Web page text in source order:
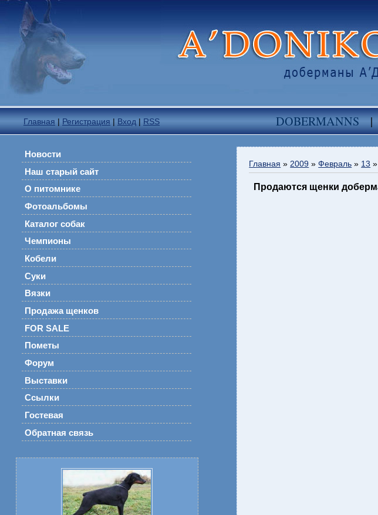
Главная | Регистрация | Вход | RSS DOBERMANNS
Новости
Наш старый сайт
О питомнике
Фотоальбомы
Каталог собак
Чемпионы
Кобели
Суки
Вязки
Продажа щенков
FOR SALE
Пометы
Форум
Выставки
Ссылки
Гостевая
Обратная связь
Главная » 2009 » Февраль » 13
Продаются щенки